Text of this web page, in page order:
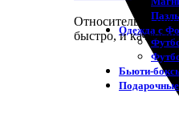
Одежда с
Бьюти-
Относительно
быстро, и